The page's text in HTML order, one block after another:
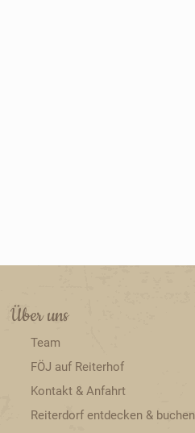
Über uns
Team
FÖJ auf Reiterhof
Kontakt & Anfahrt
Reiterdorf entdecken & buchen